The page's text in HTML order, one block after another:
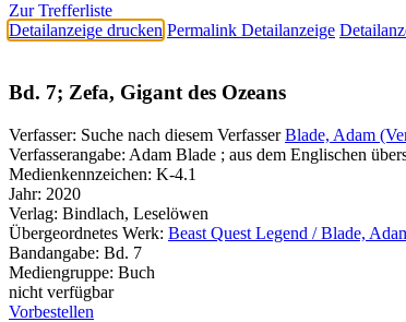
Zur Trefferliste
Detailanzeige drucken Permalink Detailanzeige
Bd. 7; Zefa, Gigant des Ozeans
Verfasser: Suche nach diesem Verfasser Blade, Adam
Verfasserangabe: Adam Blade ; aus dem Englischen
Medienkennzeichen: K-4.1
Jahr: 2020
Verlag: Bindlach, Leselöwen
Übergeordnetes Werk: Beast Quest Legend / Blade,
Bandangabe: Bd. 7
Mediengruppe: Buch
nicht verfügbar
Vorbestellen